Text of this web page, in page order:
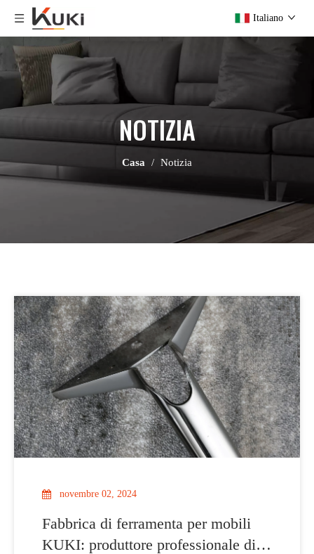
Italiano
NOTIZIA
Casa / Notizia
novembre 02, 2024
Fabbrica di ferramenta per mobili
KUKI: produttore professionale di